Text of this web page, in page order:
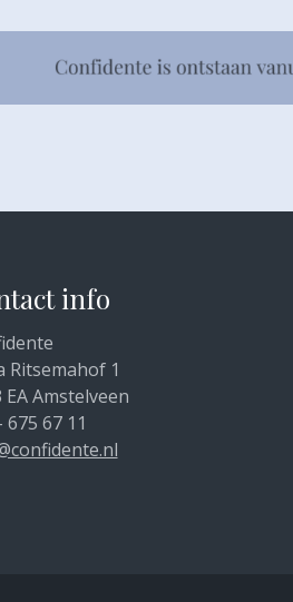
info
Ritsemahof 1
EA Amstelveen
675 67 11